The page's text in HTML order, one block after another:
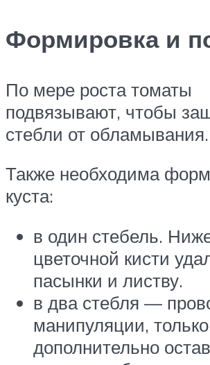
Формировка и
По мере роста томаты
подвязывают, чтобы
стебли от обламывания.
Также необходима
куста:
в один стебель.
цветочной кисти
пасынки и листву.
в два стебля —
манипуляции, только
дополнительно